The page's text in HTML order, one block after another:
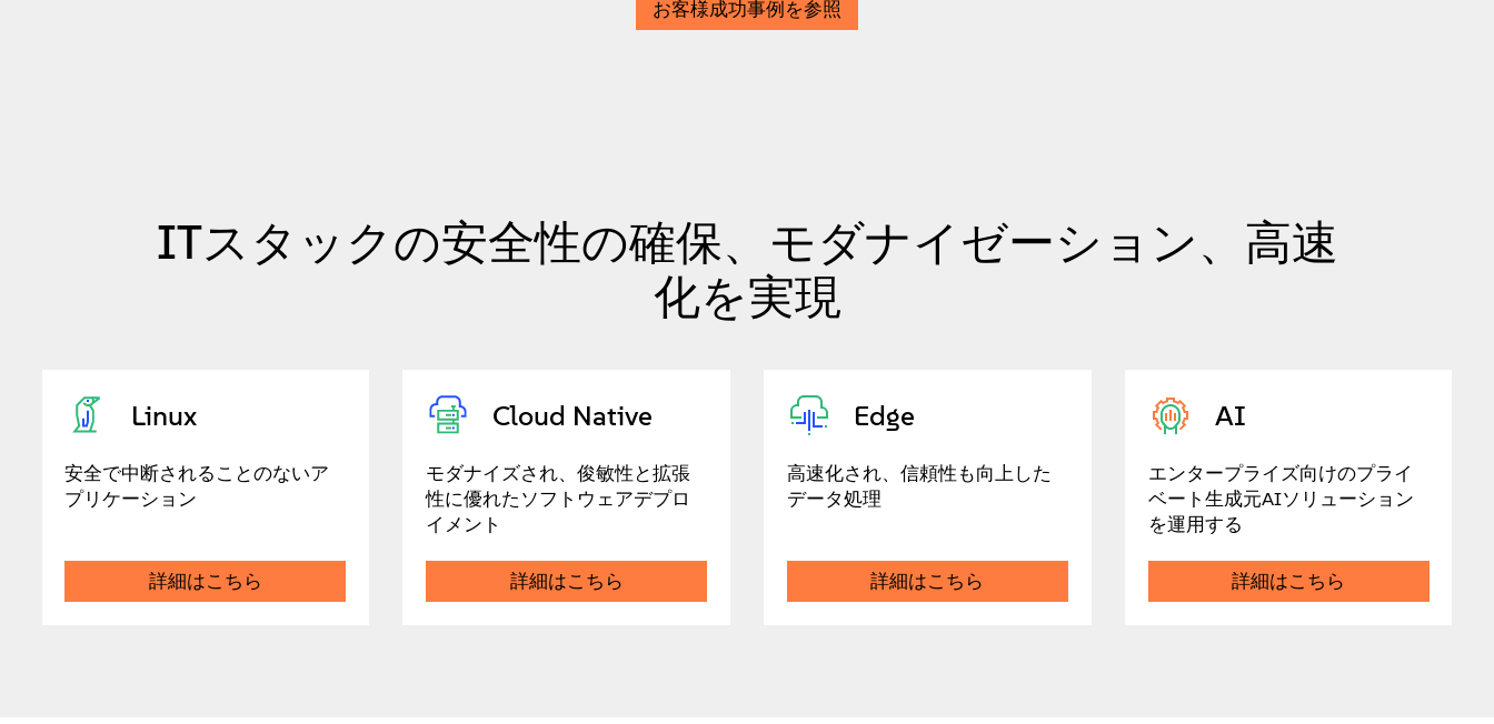
お客様成功事例を参照
ITスタックの安全性の確保、モダナイゼーション、高速
化を実現
Linux
安全で中断されることのないア
プリケーション
詳細はこちら
Cloud Native
モダナイズされ、俊敏性と拡張
性に優れたソフトウェアデプロ
イメント
詳細はこちら
Edge
高速化され、信頼性も向上した
データ処理
詳細はこちら
AI
エンタープライズ向けのプライ
ベート生成元AIソリューション
を運用する
詳細はこちら